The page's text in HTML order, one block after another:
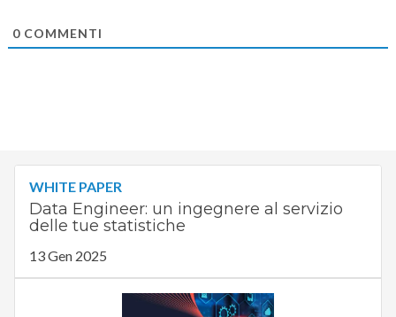
0COMMENTI
WHITE PAPER
Data Engineer: un ingegnere al servizio
delle tue statistiche
13 Gen 2025